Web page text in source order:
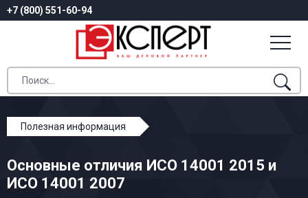
+7 (800) 551-60-94
Полезная информация
Основные отличия ИСО 14001 2015 и
ИСО 14001 2007